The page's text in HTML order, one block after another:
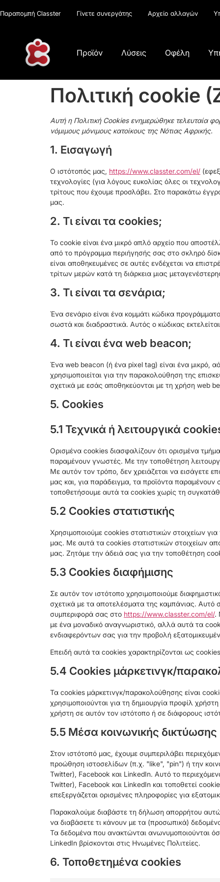
Παραπομπή Classter Γίνετε συνεργάτης Αρχείο αλλαγών
Προϊόν Λύσεις Οφέλη
Πολιτική cookie
Αυτή η Πολιτική Cookies ενημερώθηκε τελευταία
νόμιμους μόνιμους κατοίκους της Νότιας Αφρικής.
1. Εισαγωγή
Ο ιστότοπός μας, https://www.classter.com/el/
τεχνολογίες (για λόγους ευκολίας όλες οι
τρίτους που έχουμε προσλάβει. Στο παρακάτω
μας.
2. Τι είναι τα cookies;
Το cookie είναι ένα μικρό απλό αρχείο που
από το πρόγραμμα περιήγησής σας στο σκληρό
είναι αποθηκευμένες σε αυτές ενδέχεται να
τρίτων μερών κατά τη διάρκεια μιας
3. Τι είναι τα σενάρια;
Ένα σενάριο είναι ένα κομμάτι κώδικα
σωστά και διαδραστικά. Αυτός ο κώδικας
4. Τι είναι ένα web beacon;
Ένα web beacon (ή ένα pixel tag) είναι ένα μικρό,
χρησιμοποιείται για την παρακολούθηση της
σχετικά με εσάς αποθηκεύονται με τη χρήση web
5. Cookies
5.1 Τεχνικά ή λειτουργικά
Ορισμένα cookies διασφαλίζουν ότι ορισμένα
παραμένουν γνωστές. Με την τοποθέτηση
Με αυτόν τον τρόπο, δεν χρειάζεται να εισάγετε
μας και, για παράδειγμα, τα προϊόντα
τοποθετήσουμε αυτά τα cookies χωρίς τη
5.2 Cookies στατιστικής
Χρησιμοποιούμε cookies στατιστικών στοιχείων
μας. Με αυτά τα cookies στατιστικών στοιχείων
μας. Ζητάμε την άδειά σας για την τοποθέτηση
5.3 Cookies διαφήμισης
Σε αυτόν τον ιστότοπο χρησιμοποιούμε
σχετικά με τα αποτελέσματα της καμπάνιας. Αυτό
συμπεριφορά σας στο https://www.classter.com/el/.
με ένα μοναδικό αναγνωριστικό, αλλά αυτά τα
ενδιαφερόντων σας για την προβολή
Επειδή αυτά τα cookies χαρακτηρίζονται ως
5.4 Cookies μάρκετινγκ/
Τα cookies μάρκετινγκ/παρακολούθησης είναι
χρησιμοποιούνται για τη δημιουργία προφίλ
χρήστη σε αυτόν τον ιστότοπο ή σε διάφορους
5.5 Μέσα κοινωνικής δικτύωσης
Στον ιστότοπό μας, έχουμε συμπεριλάβει
προώθηση ιστοσελίδων (π.χ. "like", "pin") ή την
Twitter), Facebook και LinkedIn. Αυτό το
Twitter), Facebook και LinkedIn και τοποθετεί
επεξεργάζεται ορισμένες πληροφορίες για
Παρακαλούμε διαβάστε τη δήλωση απορρήτου
να διαβάσετε τι κάνουν με τα (προσωπικά)
Τα δεδομένα που ανακτώνται ανωνυμοποιούνται
LinkedIn βρίσκονται στις Ηνωμένες Πολιτείες.
6. Τοποθετημένα cookies